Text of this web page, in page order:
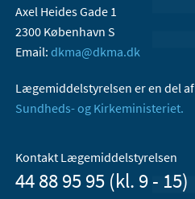
Axel Heides Gade 1
2300 København S
Email: dkma@dkma.dk
Lægemiddelstyrelsen er en del af
Sundheds- og Kirkeministeriet.
Kontakt Lægemiddelstyrelsen
44 88 95 95 (kl. 9 - 15)